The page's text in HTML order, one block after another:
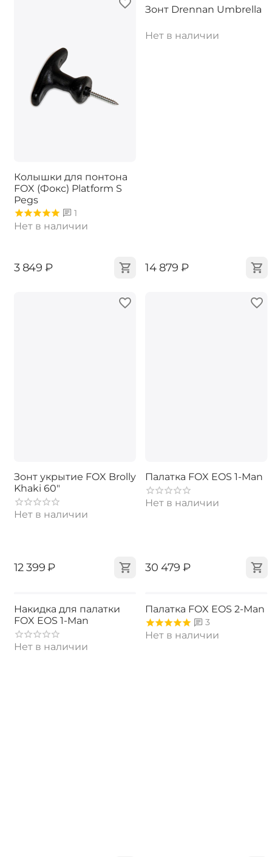
Колышки для понтона
FOX (Фокс) Platform S
Pegs
1
Нет в наличии
‍3 849‍ ₽
Зонт Drennan Umbrella
Нет в наличии
‍14 879‍ ₽
Зонт укрытие FOX Brolly
Khaki 60"
Нет в наличии
‍12 399‍₽
Палатка FOX EOS 1-Man
Нет в наличии
‍30 479‍ ₽
Накидка для палатки
FOX EOS 1-Man
Нет в наличии
Палатка FOX EOS 2-Man
3
Нет в наличии